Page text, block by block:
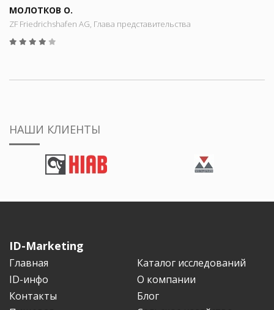
МОЛОТКОВ О.
ZF Friedrichshafen AG, Глава представительства
НАШИ КЛИЕНТЫ
ID-Marketing
Главная
Каталог исследований
ID-инфо
О компании
Контакты
Блог